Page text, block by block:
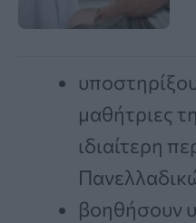
μαθήτριες
ιδιαίτερη
βοηθήσουν